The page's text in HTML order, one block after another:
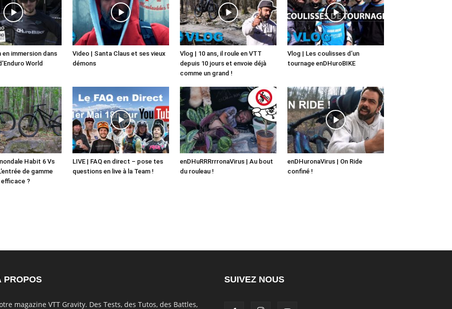
en immersion dans
World
Video | Santa Claus et ses vieux
démons
Vlog | 10 ans, il roule en VTT
depuis 10 jours et envoie déjà
comme un grand !
Vlog | Les coulisses d’un
tournage enDHuroBIKE
Habit 6 Vs
de gamme
?
LIVE | FAQ en direct – pose tes
questions en live à la Team !
enDHuRRRrrronaVirus | Au bout
du rouleau !
enDHuronaVirus | On Ride
confiné !
PROPOS
magazine VTT Gravity. Des Tests, des Tutos, des Battles,
SUIVEZ NOUS